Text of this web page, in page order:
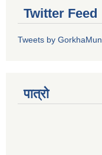
Twitter Feed
Tweets by GorkhaMun
पात्रो